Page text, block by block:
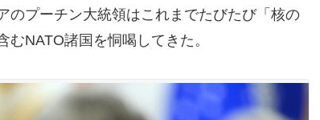
のプーチン大統領はこれまでたびたび「核の
NATO諸国を恫喝してきた。